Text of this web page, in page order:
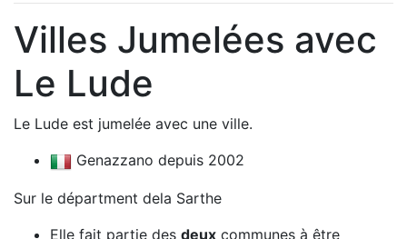
Villes Jumelées avec
Le Lude
Le Lude est jumelée avec une ville.
Genazzano depuis 2002
Sur le départment dela Sarthe
Elle fait partie des deux communes à être